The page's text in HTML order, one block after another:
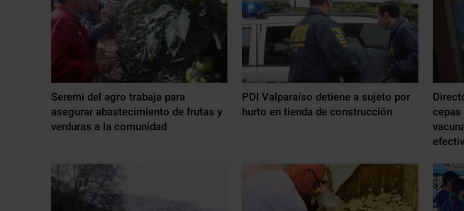
Seremi del agro trabaja para
asegurar abastecimiento de frutas y
verduras a la comunidad
PDI Valparaíso detiene a sujeto por
hurto en tienda de construcción